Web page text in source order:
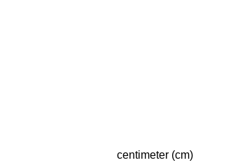
centimeter (cm)